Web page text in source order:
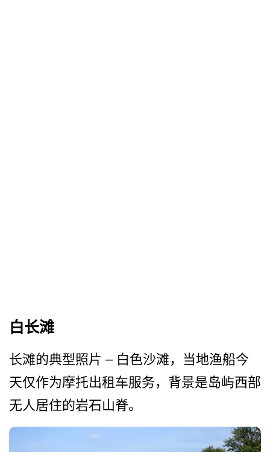
白长滩
长滩的典型照片 – 白色沙滩，当地渔船今
天仅作­为摩托出租车服务，背景是岛屿西部
无人居住的岩石山­脊。